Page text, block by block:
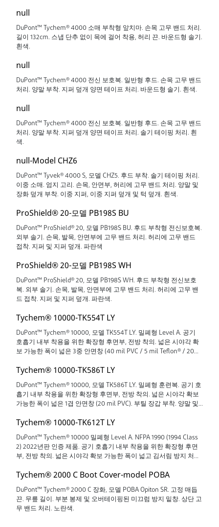
null
DuPont™ Tychem® 4000 소매 부착형 앞치마. 손목 고무 밴드 처리.
길이 132cm. 스냅 단추 없이 목에 걸어 착용, 허리 끈. 바운드형 솔기.
흰색.
null
DuPont™ Tychem® 4000 전신 보호복. 일반형 후드. 손목 고무 밴드
처리. 양말 부착. 지퍼 덮개 양면 테이프 처리. 바운드형 솔기. 흰색.
null
DuPont™ Tychem® 4000 전신 보호복. 일반형 후드. 손목 고무 밴드
처리. 양말 부착. 지퍼 덮개 양면 테이프 처리. 솔기 테이핑 처리. 흰
색.
null-Model CHZ6
DuPont™ Tyvek® 4000 S, 모델 CHZ5. 후드 부착. 솔기 테이핑 처리.
이중 소매. 엄지 고리. 손목, 안면부, 허리에 고무 밴드 처리. 양말 및
장화 덮개 부착. 이중 지퍼, 이중 지퍼 덮개 및 턱 덮개. 흰색.
ProShield® 20-모델 PB198S BU
DuPont™ ProShield® 20, 모델 PB198S BU. 후드 부착형 전신보호복.
외부 솔기. 손목, 발목, 안면부에 고무 밴드 처리. 허리에 고무 밴드
접착. 지퍼 및 지퍼 덮개. 파란색
ProShield® 20-모델 PB198S WH
DuPont™ ProShield® 20, 모델 PB198S WH. 후드 부착형 전신보호
복. 외부 솔기. 손목, 발목, 안면부에 고무 밴드 처리. 허리에 고무 밴
드 접착. 지퍼 및 지퍼 덮개. 파란색.
Tychem® 10000-TK554T LY
DuPont™ Tychem® 10000, 모델 TK554T LY. 밀폐형 Level A. 공기
호흡기 내부 착용을 위한 확장형 후면부, 전방 착의. 넓은 시야각 확
보 가능한 폭이 넓은 3중 안면창 (40 mil PVC / 5 mil Teflon® / 20
화 부착 일체형. 이중 지퍼 덮개, 벨크로 처리. 2개 배기 밸브. 솔기 이
Tychem® 10000-TK586T LY
DuPont™ Tychem® 10000, 모델 TK586T LY. 밀폐형 훈련복. 공기 호
흡기 내부 착용을 위한 확장형 후면부, 전방 착의. 넓은 시야각 확보
가능한 폭이 넓은 1겹 안면창 (20 mil PVC). 부틸 장갑 부착. 양말 및
훈련복임을 명확히 표기.
Tychem® 10000-TK612T LY
DuPont™ Tychem® 10000 밀폐형 Level A. NFPA 1990 (1994 Class
2) 2022년판 인증 제품. 공기 호흡기 내부 착용을 위한 확장형 후면
부, 전방 착의. 넓은 시야각 확보 가능한 폭이 넓고 김서림 방지 처리
부착 (내부: 다중 라미네이트 / 외부: 네오프렌). 양말 및 장화 덮개 부
리. 라임색 (형광 노란색).
Tychem® 2000 C Boot Cover-model POBA
DuPont™ Tychem® 2000 C 장화, 모델 POBA Opiton SR. 고정 매듭
끈. 무릎 길이. 부분 봉제 및 오버테이핑된 미끄럼 방지 밑창. 상단 고
무 밴드 처리. 노란색.